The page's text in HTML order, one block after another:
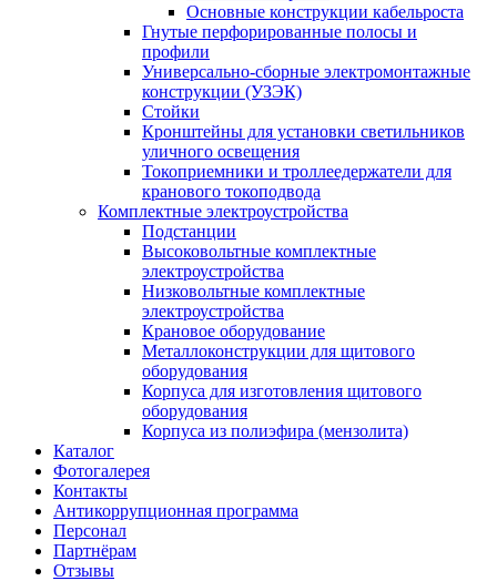
Основные конструкции кабельроста
Гнутые перфорированные полосы и
профили
Универсально-сборные электромонтажные
конструкции (УЗЭК)
Стойки
Кронштейны для установки светильников
уличного освещения
Токоприемники и троллеедержатели для
кранового токоподвода
Комплектные электроустройства
Подстанции
Высоковольтные комплектные
электроустройства
Низковольтные комплектные
электроустройства
Крановое оборудование
Металлоконструкции для щитового
оборудования
Корпуса для изготовления щитового
оборудования
Корпуса из полиэфира (мензолита)
Каталог
Фотогалерея
Контакты
Антикоррупционная программа
Персонал
Партнёрам
Отзывы